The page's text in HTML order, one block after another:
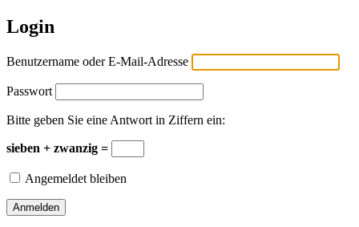
Login
Benutzername oder E-Mail-Adresse
Passwort
Bitte geben Sie eine Antwort in Ziffern ein:
sieben + zwanzig =
Angemeldet bleiben